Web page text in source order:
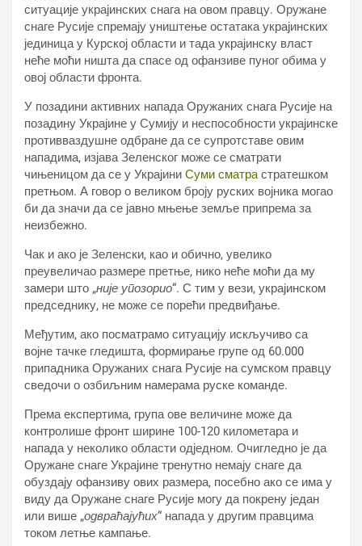
ситуације украјинских снага на овом правцу. Оружане
снаге Русије спремају уништење остатака украјинских
јединица у Курској области и тада украјинску власт
неће моћи ништа да спасе од офанзиве пуног обима у
овој области фронта.
У позадини активних напада Оружаних снага Русије на
позадину Украјине у Сумију и неспособности украјинске
противваздушне одбране да се супротставе овим
нападима, изјава Зеленског може се сматрати
чињеницом да се у Украјини Суми сматрастратешком
претњом. А говор о великом броју руских војника могао
би да значи да се јавно мњење земље припрема за
неизбежно.
Чак и ако је Зеленски, као и обично, увелико
преувеличао размере претње, нико неће моћи да му
замери што „није упозорио“. С тим у вези, украјинском
председнику, не може се порећи предвиђање.
Међутим, ако посматрамо ситуацију искључиво са
војне тачке гледишта, формирање групе од 60.000
припадника Оружаних снага Русије на сумском правцу
сведочи о озбиљним намерама руске команде.
Према експертима, група ове величине може да
контролише фронт ширине 100-120 километара и
напада у неколико области одједном. Очигледно је да
Оружане снаге Украјине тренутно немају снаге да
обуздају офанзиву ових размера, посебно ако се има у
виду да Оружане снаге Русије могу да покрену један
или више „одвраћајућих“ напада у другим правцима
током летње кампање.